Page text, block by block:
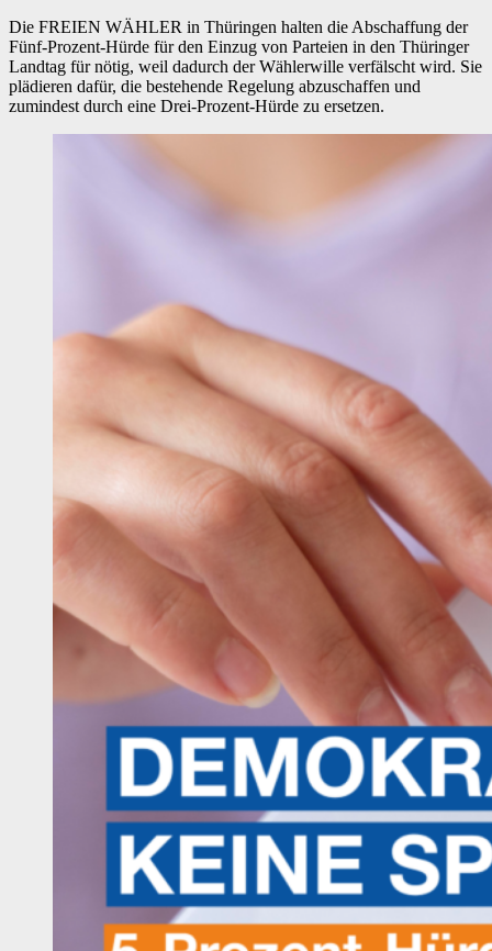
Die FREIEN WÄHLER in Thüringen halten die Abschaffung der
Fünf-Prozent-Hürde für den Einzug von Parteien in den Thüringer
Landtag für nötig, weil dadurch der Wählerwille verfälscht wird. Sie
plädieren dafür, die bestehende Regelung abzuschaffen und
zumindest durch eine Drei-Prozent-Hürde zu ersetzen.